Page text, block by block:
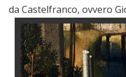
da Castelfranco, ovvero